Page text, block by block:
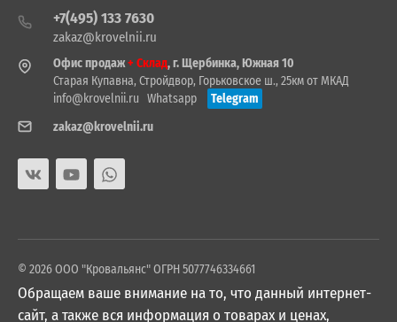
+7(495) 133 7630
zakaz@krovelnii.ru
Офис продаж+ Склад, г. Щербинка, Южная 10
Старая Купавна, Стройдвор, Горьковское ш., 25км от МКАД
info@krovelnii.ru Whatsapp
Telegram
zakaz@krovelnii.ru
© 2026 ООО "Кровальянс" ОГРН 5077746334661
Обращаем ваше внимание на то, что данный интернет-
сайт, а также вся информация о товарах и ценах,